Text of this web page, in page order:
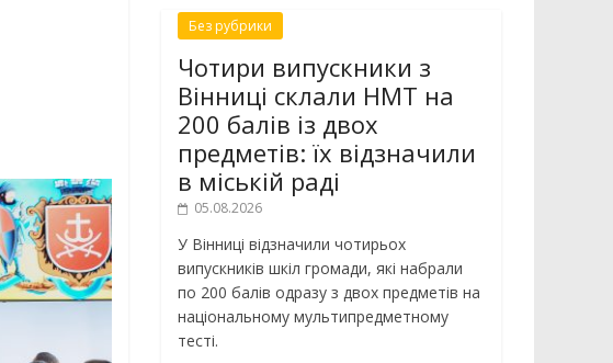
Без рубрики
Чотири випускники з
Вінниці склали НМТ на
200 балів із двох
предметів: їх відзначили
в міській раді
05.08.2026
У Вінниці відзначили чотирьох
випускників шкіл громади, які набрали
по 200 балів одразу з двох предметів на
національному мультипредметному
тесті.